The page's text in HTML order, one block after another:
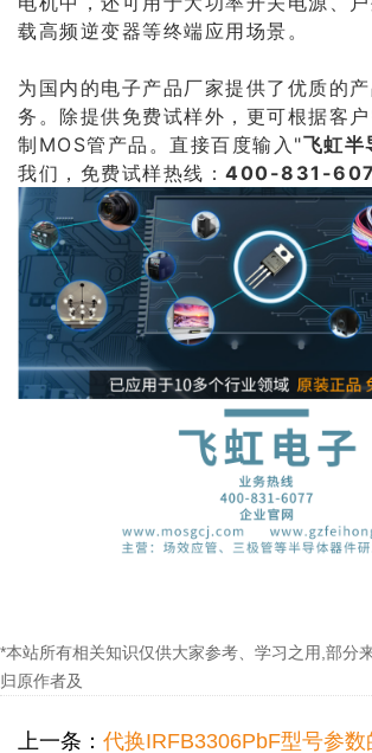
载高频逆变器等终端应用场景。
为国内的电子产品厂家提供了优质的
务。除提供免费试样外，更可根据客
制MOS管产品。直接百度输入"飞虹半
我们，免费试样热线： 400-831-
*本站所有相关知识仅供大家参考、学习之用,部分
归原作者及
上一条： 代换IRFB3306PbF型号参数的国产MOS管，165A、